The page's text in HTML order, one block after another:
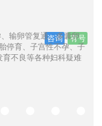
输卵管复通、多囊卵
停育、子宫性不孕、子
不良等各种妇科疑难
咨询 有号